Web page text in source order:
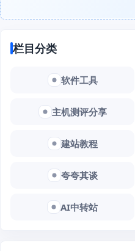
栏目分类
软件工具
主机测评分享
建站教程
夸夸其谈
AI中转站